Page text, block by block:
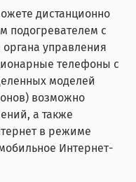
дистанционно
подогревателем с
управления
телефоны с
моделей
возможно
а также
в режиме
Интернет-